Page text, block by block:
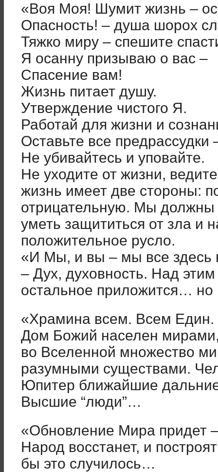
«Воя Моя! Шумит жизнь –
Опасность! – душа шорох
Тяжко миру – спешите
Я осанну призываю о вас –
Спасение вам!
Жизнь питает душу.
Утверждение чистого Я.
Работай для жизни и
Оставьте все
Не убивайтесь и уповайте.
Не уходите от жизни,
жизнь имеет две стороны:
отрицательную. Мы должны
уметь защититься от зла и
положительное русло.
«И Мы, и вы – мы все здесь
– Дух, духовность. Над
остальное приложится… но
«Храмина всем. Всем Един.
Дом Божий населен
во Вселенной множество
разумными существами.
Юпитер ближайшие
Высшие “люди”…
«Обновление Мира придет
Народ восстанет, и
бы это случилось…